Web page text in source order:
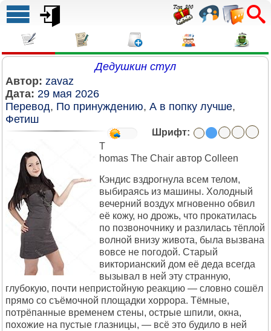
Дедушкин стул
Автор: zavaz
Дата: 29 мая 2026
Перевод, По принуждению, А в попку лучше,
Фетиш
Шрифт:
T
homas The Chair автор Colleen
Кэндис вздрогнула всем телом,
выбираясь из машины. Холодный
вечерний воздух мгновенно обвил
её кожу, но дрожь, что прокатилась
по позвоночнику и разлилась тёплой
волной внизу живота, была вызвана
вовсе не погодой. Старый
викторианский дом её деда всегда
вызывал в ней эту странную,
глубокую, почти непристойную реакцию — словно сошёл
прямо со съёмочной площадки хоррора. Тёмные,
потрёпанные временем стены, острые шпили, окна,
похожие на пустые глазницы, — всё это будило в ней